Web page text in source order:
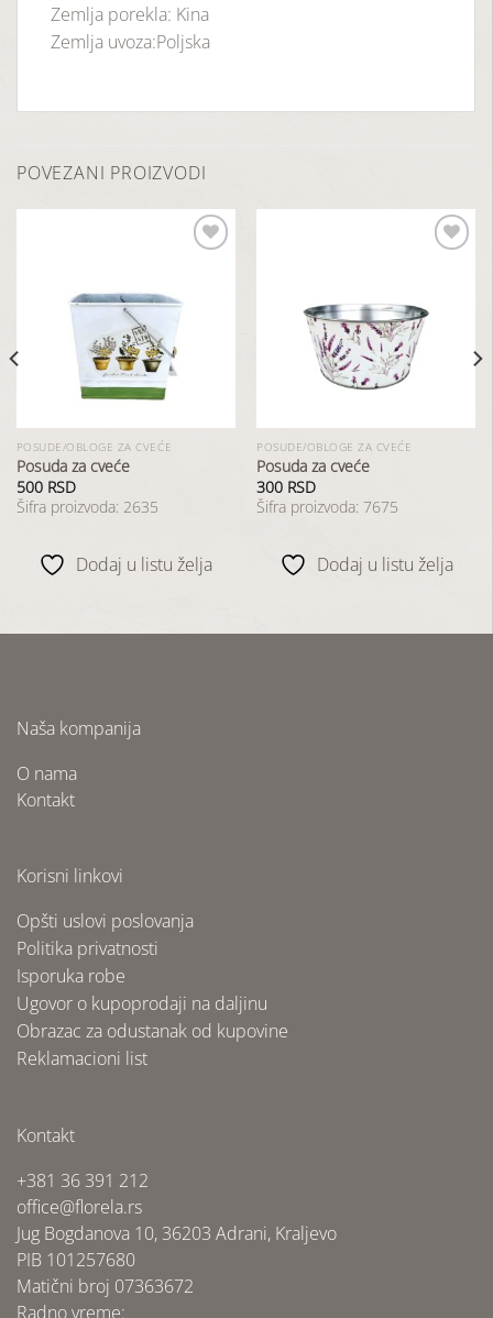
Zemlja porekla: Kina
Zemlja uvoza:Poljska
POVEZANI PROIZVODI
POSUDE/OBLOGE ZA CVEĆE
Posuda za cveće
500 RSD
Šifra proizvoda: 2635
Dodaj u listu želja
POSUDE/OBLOGE ZA CVEĆE
Posuda za cveće
300 RSD
Šifra proizvoda: 7675
Dodaj u listu želja
Naša kompanija
O nama
Kontakt
Korisni linkovi
Opšti uslovi poslovanja
Politika privatnosti
Isporuka robe
Ugovor o kupoprodaji na daljinu
Obrazac za odustanak od kupovine
Reklamacioni list
Kontakt
+381 36 391 212
office@florela.rs
Jug Bogdanova 10, 36203 Adrani, Kraljevo
PIB 101257680
Matični broj 07363672
Radno vreme: